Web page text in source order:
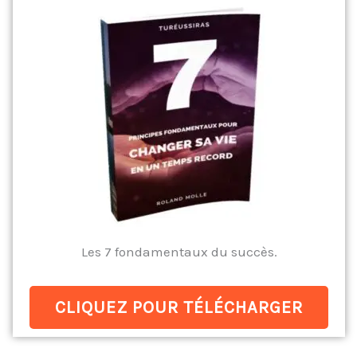
Les 7 fondamentaux du succès.
CLIQUEZ POUR TÉLÉCHARGER